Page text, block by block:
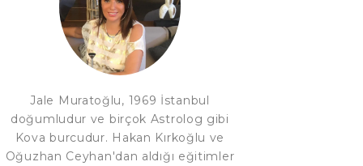
Jale Muratoğlu, 1969 İstanbul
doğumludur ve birçok Astrolog gibi
Kova burcudur. Hakan Kırkoğlu ve
Oğuzhan Ceyhan'dan aldığı eğitimler